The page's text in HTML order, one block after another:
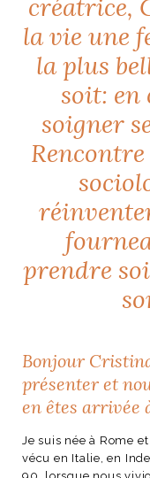
ART
ART ET DESIGN
créatrice,
la vie une
la plus
soit: en
soigner
prendre
Bonjour
présenter et
en êtes arrivée
Je suis née à Rome
vécu en Italie, en
90, lorsque nous